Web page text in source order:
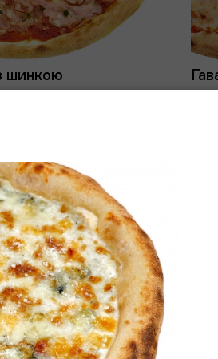
шинкою
соус, сир